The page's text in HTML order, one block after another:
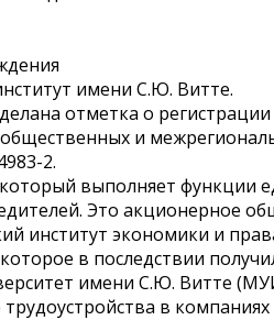
имени С.Ю. Витте.
отметка о
и
2.
выполняет функции
Это акционерное
институт экономики и
в последствии
имени С.Ю. Витте
в